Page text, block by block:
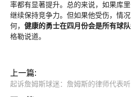
率都有显著提升。总的来说，如果库
继续保持竞争力。但如果他受伤，情
何， 健康的勇士在四月份会是所有球
格勒说道。
上一篇:
起诉詹姆斯球迷：詹姆斯的律师代表